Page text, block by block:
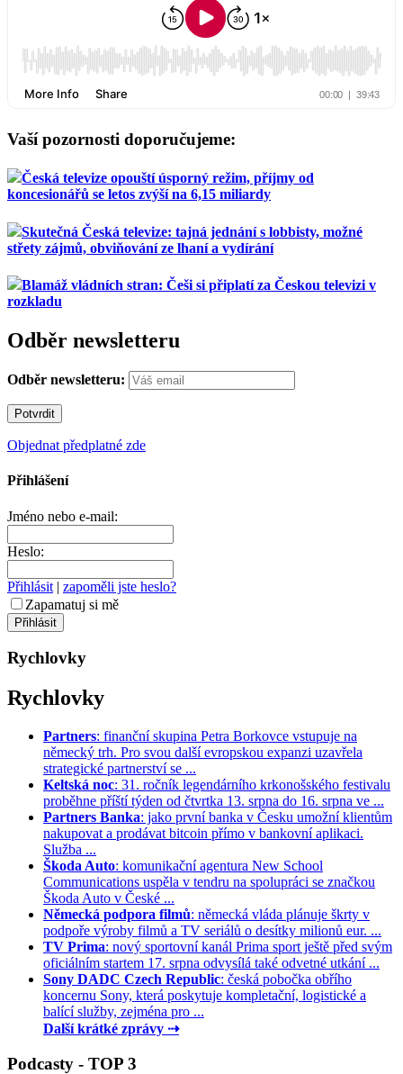
Vaší pozornosti doporučujeme:
Česká televize opouští úsporný režim, příjmy od
koncesionářů se letos zvýší na 6,15 miliardy
Skutečná Česká televize: tajná jednání s lobbisty, možné
střety zájmů, obviňování ze lhaní a vydírání
Blamáž vládních stran: Češi si připlatí za Českou televizi v
rozkladu
Odběr newsletteru
Odběr newsletteru:
Objednat předplatné zde
Přihlášení
Jméno nebo e-mail:
Heslo:
Přihlásit | zapoměli jste heslo?
Zapamatuj si mě
Rychlovky
Rychlovky
Partners: finanční skupina Petra Borkovce vstupuje na
německý trh. Pro svou další evropskou expanzi uzavřela
strategické partnerství se ...
Keltská noc: 31. ročník legendárního krkonošského festivalu
proběhne příští týden od čtvrtka 13. srpna do 16. srpna ve ...
Partners Banka: jako první banka v Česku umožní klientům
nakupovat a prodávat bitcoin přímo v bankovní aplikaci.
Služba ...
Škoda Auto: komunikační agentura New School
Communications uspěla v tendru na spolupráci se značkou
Škoda Auto v České ...
Německá podpora filmů: německá vláda plánuje škrty v
podpoře výroby filmů a TV seriálů o desítky milionů eur. ...
TV Prima: nový sportovní kanál Prima sport ještě před svým
oficiálním startem 17. srpna odvysílá také odvetné utkání ...
Sony DADC Czech Republic: česká pobočka obřího
koncernu Sony, která poskytuje kompletační, logistické a
balící služby, zejména pro ...
Další krátké zprávy ⇢
Podcasty - TOP 3